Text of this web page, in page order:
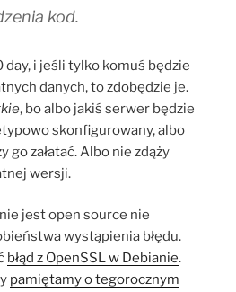
kod.
i jeśli tylko komuś będzie
danych, to zdobędzie je.
, bo albo jakiś serwer będzie
skonfigurowany, albo
go załatać. Albo nie zdąży
wersji.
jest open source nie
wystąpienia błędu.
błąd z OpenSSL w Debianie.
pamiętamy o tegorocznym